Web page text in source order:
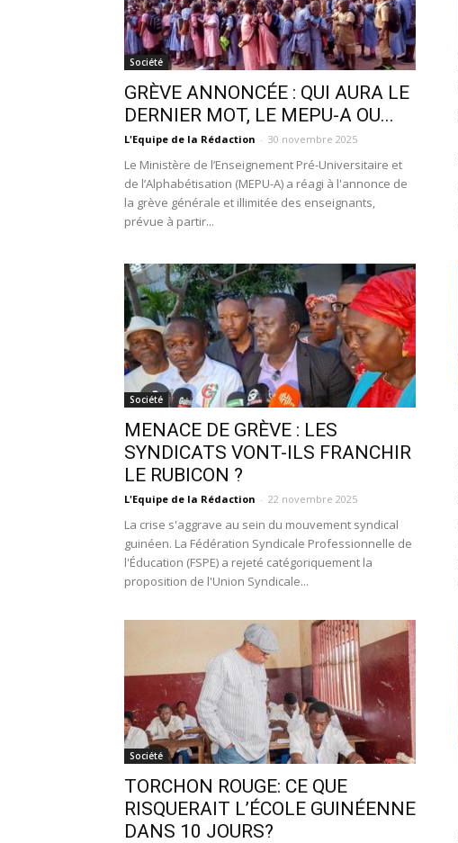
Société
GRÈVE ANNONCÉE : QUI AURA LE
DERNIER MOT, LE MEPU-A OU...
L'Equipe de la Rédaction - 30 novembre 2025
Le Ministère de l’Enseignement Pré-Universitaire et
de l’Alphabétisation (MEPU-A) a réagi à l'annonce de
la grève générale et illimitée des enseignants,
prévue à partir...
Société
MENACE DE GRÈVE : LES
SYNDICATS VONT-ILS FRANCHIR
LE RUBICON ?
L'Equipe de la Rédaction - 22 novembre 2025
La crise s'aggrave au sein du mouvement syndical
guinéen. La Fédération Syndicale Professionnelle de
l'Éducation (FSPE) a rejeté catégoriquement la
proposition de l'Union Syndicale...
Société
TORCHON ROUGE: CE QUE
RISQUERAIT L’ÉCOLE GUINÉENNE
DANS 10 JOURS?